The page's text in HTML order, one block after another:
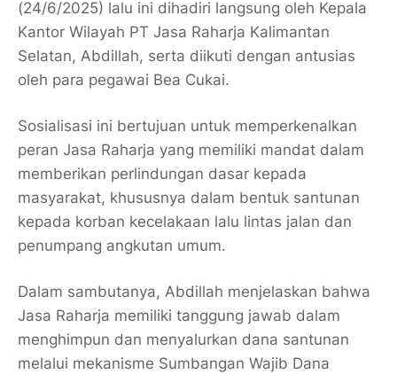
(24/6/2025) lalu ini dihadiri langsung oleh Kepala
Kantor Wilayah PT Jasa Raharja Kalimantan
Selatan, Abdillah, serta diikuti dengan antusias
oleh para pegawai Bea Cukai.
Sosialisasi ini bertujuan untuk memperkenalkan
peran Jasa Raharja yang memiliki mandat dalam
memberikan perlindungan dasar kepada
masyarakat, khususnya dalam bentuk santunan
kepada korban kecelakaan lalu lintas jalan dan
penumpang angkutan umum.
Dalam sambutanya, Abdillah menjelaskan bahwa
Jasa Raharja memiliki tanggung jawab dalam
menghimpun dan menyalurkan dana santunan
melalui mekanisme Sumbangan Wajib Dana